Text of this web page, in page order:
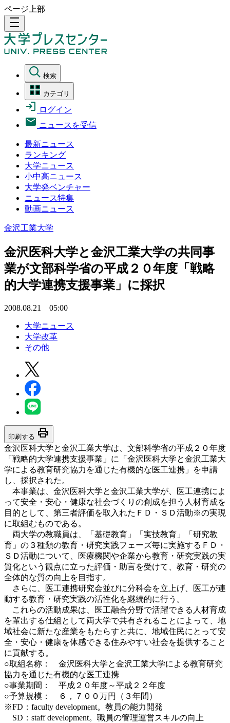
ページ上部
density_medium
検索
カテゴリ
ログイン
ニュースを受信
最新ニュース
ランキング
大学ニュース
小中高ニュース
大学発ベンチャー
ニュース特集
動画ニュース
金沢工業大学
金沢医科大学と金沢工業大学の共同事
業が文部科学省の平成２０年度「戦略
的大学連携支援事業」に採択
2008.08.21 05:00
大学ニュース
大学改革
その他
印刷する print
金沢医科大学と金沢工業大学は、文部科学省の平成２０年度
「戦略的大学連携支援事業」に「金沢医科大学と金沢工業大
学による教育研究協力を通じた有機的な医工連携」を申請
し、採択された。
本事業は、金沢医科大学と金沢工業大学が、医工連携によ
って安全・安心・健康な社会づくりの創成を担う人材育成を
目的として、第三者評価を取入れたＦＤ・ＳＤ活動※の実現
に取組むものである。
両大学の教職員は、「基礎教育」「実技教育」「研究教
育」の３種類の教育・研究実践フェーズ毎に実施するＦＤ・
ＳＤ活動について、医療機関や企業から教育・研究実践の実
質化という観点に立った評価・助言を受けて、教育・研究の
全体的な質の向上を目指す。
さらに、医工連携研究会並びに分科会を立上げ、医工が連
動する教育・研究実践の活性化を継続的に行う。
これらの活動成果は、医工融合分野で活躍できる人材育成
を輩出する仕組として両大学で共有されることによって、地
域社会に新たな産業をもたらすと共に、地域住民にとって安
全・安心・健康を体感できる住みやすい社会を提供すること
に貢献する。
○取組名称： 金沢医科大学と金沢工業大学による教育研究
協力を通じた有機的な医工連携
○事業期間： 平成２０年度～平成２２年度
○予算規模： ６，７００万円（３年間）
※FD：faculty development。教員の能力開発
SD：staff development。職員の管理運営スキルの向上